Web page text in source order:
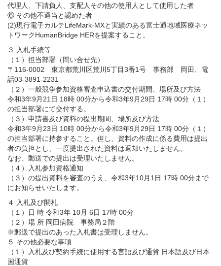
代理人、下請負人、支配人その他の使用人として使用した者
⑥ その他不適当と認めた者
(2)現行電子カルテLifeMark-MXと実績のある富士通地域医療ネッ
トワークHumanBridge HERを提案すること。
３ 入札手続等
（１）担当部署（問い合せ先）
〒116-0002 東京都荒川区荒川5丁目3番1号 事務部 岡田、電
話03-3891-2231
（２）一般競争参加資格審査申込書の交付期間、場所及び方法
令和3年9月21日 18時 00分から令和3年9月29日 17時 00分（１）
の担当部署にて交付する。
（３）申請書及び資料の提出期間、場所及び方法
令和3年9月23日 10時 00分から令和3年9月29日 17時 00分（１）
の担当部署に持参すること。但し、資料の作成に係る費用は提出
者の負担とし、一度提出された資料は返却いたしません。
なお、郵送での提出は受理いたしません。
（４）入札参加資格通知
（３）の提出資料を審査のうえ、令和3年10月1日 17時 00分まで
にお知らせいたします。
４ 入札及び開札
（１）日 時 令和3年 10月 6日 17時 00分
（２）場 所 岡田病院 事務局２階
※郵送で提出のあった入札書は受理しません。
５ その他必要な事項
（１）入札及び契約手続に使用する言語及び通貨 日本語及び日本
国通貨